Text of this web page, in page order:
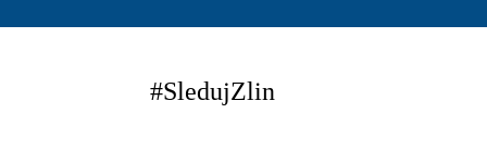
#SledujZlin